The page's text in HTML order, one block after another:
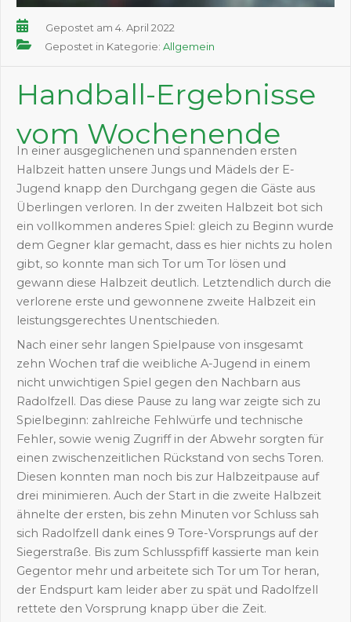
Gepostet am 4. April 2022
Gepostet in Kategorie: Allgemein
Handball-Ergebnisse
vom Wochenende
In einer ausgeglichenen und spannenden ersten
Halbzeit hatten unsere Jungs und Mädels der E-
Jugend knapp den Durchgang gegen die Gäste aus
Überlingen verloren. In der zweiten Halbzeit bot sich
ein vollkommen anderes Spiel: gleich zu Beginn wurde
dem Gegner klar gemacht, dass es hier nichts zu holen
gibt, so konnte man sich Tor um Tor lösen und
gewann diese Halbzeit deutlich. Letztendlich durch die
verlorene erste und gewonnene zweite Halbzeit ein
leistungsgerechtes Unentschieden.
Nach einer sehr langen Spielpause von insgesamt
zehn Wochen traf die weibliche A-Jugend in einem
nicht unwichtigen Spiel gegen den Nachbarn aus
Radolfzell. Das diese Pause zu lang war zeigte sich zu
Spielbeginn: zahlreiche Fehlwürfe und technische
Fehler, sowie wenig Zugriff in der Abwehr sorgten für
einen zwischenzeitlichen Rückstand von sechs Toren.
Diesen konnten man noch bis zur Halbzeitpause auf
drei minimieren. Auch der Start in die zweite Halbzeit
ähnelte der ersten, bis zehn Minuten vor Schluss sah
sich Radolfzell dank eines 9 Tore-Vorsprungs auf der
Siegerstraße. Bis zum Schlusspfiff kassierte man kein
Gegentor mehr und arbeitete sich Tor um Tor heran,
der Endspurt kam leider aber zu spät und Radolfzell
rettete den Vorsprung knapp über die Zeit.